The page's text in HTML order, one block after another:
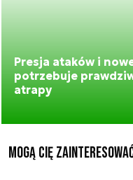
Presja ataków i
potrzebuje
atrapy
Mogą Cię